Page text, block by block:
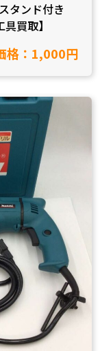
タンド付き
買取】
格：1,000円